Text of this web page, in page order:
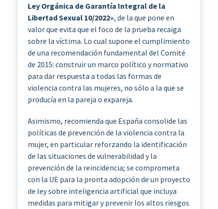
Ley Orgánica de Garantía Integral de la
Libertad Sexual 10/2022», de la que pone en
valor que evita que el foco de la prueba recaiga
sobre la víctima. Lo cual supone el cumplimiento
de una recomendación fundamental del Comité
de 2015: construir un marco político y normativo
para dar respuesta a todas las formas de
violencia contra las mujeres, no sólo a la que se
producía en la pareja o expareja.
Asimismo, recomienda que España consolide las
políticas de prevención de la violencia contra la
mujer, en particular reforzando la identificación
de las situaciones de vulnerabilidad y la
prevención de la reincidencia; se comprometa
con la UE para la pronta adopción de un proyecto
de ley sobre inteligencia artificial que incluya
medidas para mitigar y prevenir los altos riesgos